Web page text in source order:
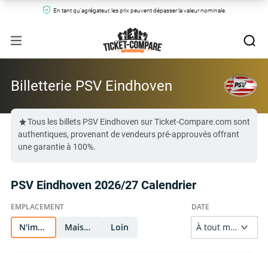
En tant qu'agrégateur, les prix peuvent dépasser la valeur nominale.
Billetterie PSV Eindhoven
Tous les billets PSV Eindhoven sur Ticket-Compare.com sont
authentiques, provenant de vendeurs pré-approuvés offrant
une garantie à 100%.
PSV Eindhoven 2026/27 Calendrier
N'importe quel Maison Loin